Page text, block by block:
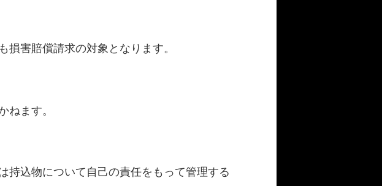
害賠償請求の対象となります。
ねます。
持込物について自己の責任をもって管理する